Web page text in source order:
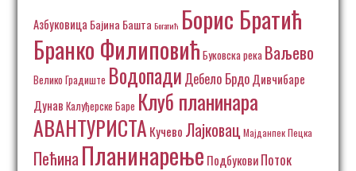
Азбуковица Бајина Башта Богатић Борис Братић
Бранко Филиповић Буковска река Ваљево
Велико Градиште Водопади Дебело БрдоДивчибаре
Дунав Калуђерске Баре Клуб планинара
АВАНТУРИСТА Кучево Лајковац Мајданпек Пецка
Пећина Планинарење ПодбуковиПоток